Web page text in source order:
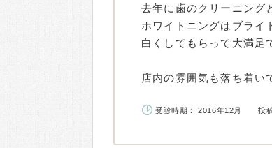
去年に歯のクリーニング
ホワイトニングはブライ
白くしてもらって大満足
店内の雰囲気も落ち着い
受診時期： 2016年12月 投